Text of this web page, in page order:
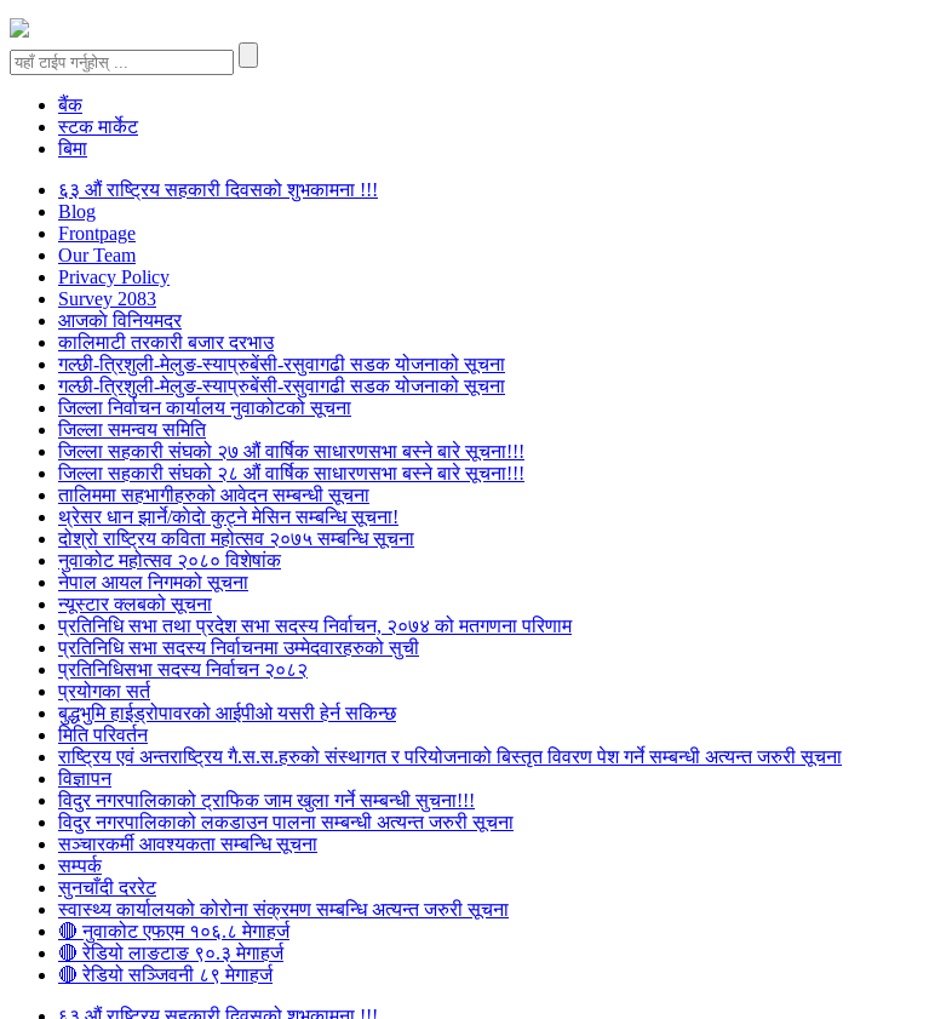
बैंक
स्टक मार्केट
बिमा
६३ औं राष्ट्रिय सहकारी दिवसको शुभकामना !!!
Blog
Frontpage
Our Team
Privacy Policy
Survey 2083
आजकाे विनियमदर
कालिमाटी तरकारी बजार दरभाउ
गल्छी-त्रिशुली-मेलुङ-स्याप्रुबेंसी-रसुवागढी सडक योजनाको सूचना
गल्छी-त्रिशुली-मेलुङ-स्याप्रुबेंसी-रसुवागढी सडक योजनाको सूचना
जिल्ला निर्वाचन कार्यालय नुवाकोटको सूचना
जिल्ला समन्वय समिति
जिल्ला सहकारी संघको २७ औं वार्षिक साधारणसभा बस्ने बारे सूचना!!!
जिल्ला सहकारी संघको २८ औं वार्षिक साधारणसभा बस्ने बारे सूचना!!!
तालिममा सहभागीहरुको आवेदन सम्बन्धी सूचना
थ्रेसर धान झार्ने/काेदाे कुट्ने मेसिन सम्बन्धि सूचना!
दोश्रो राष्ट्रिय कविता महोत्सव २०७५ सम्बन्धि सूचना
नुवाकोट महोत्सव २०८० विशेषांक
नेपाल आयल निगमको सूचना
न्यूस्टार क्लबको सूचना
प्रतिनिधि सभा तथा प्रदेश सभा सदस्य निर्वाचन, २०७४ को मतगणना परिणाम
प्रतिनिधि सभा सदस्य निर्वाचनमा उम्मेदवारहरुको सुची
प्रतिनिधिसभा सदस्य निर्वाचन २०८२
प्रयोगका सर्त
बुद्धभुमि हाईड्रोपावरको आईपीओ यसरी हेर्न सकिन्छ
मिति परिवर्तन
राष्ट्रिय एवं अन्तराष्ट्रिय गै.स.स.हरुको संस्थागत र परियोजनाको बिस्तृत विवरण पेश गर्ने सम्बन्धी अत्यन्त जरुरी सूचना
विज्ञापन
विदुर नगरपालिकाको ट्राफिक जाम खुला गर्ने सम्बन्धी सुचना!!!
विदुर नगरपालिकाको लकडाउन पालना सम्बन्धी अत्यन्त जरुरी सूचना
सञ्चारकर्मी आवश्यकता सम्बन्धि सूचना
सम्पर्क
सुनचाँदी दररेट
स्वास्थ्य कार्यालयको कोरोना संक्रमण सम्बन्धि अत्यन्त जरुरी सूचना
🔴 नुवाकोट एफएम १०६.८ मेगाहर्ज
🔴 रेडियो लाङटाङ ९०.३ मेगाहर्ज
🔴 रेडियो सञ्जिवनी ८९ मेगाहर्ज